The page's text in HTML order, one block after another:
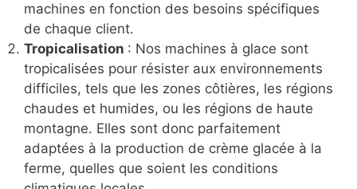
machines en fonction des besoins spécifiques
de chaque client.
Tropicalisation : Nos machines à glace sont
tropicalisées pour résister aux environnements
difficiles, tels que les zones côtières, les régions
chaudes et humides, ou les régions de haute
montagne. Elles sont donc parfaitement
adaptées à la production de crème glacée à la
ferme, quelles que soient les conditions